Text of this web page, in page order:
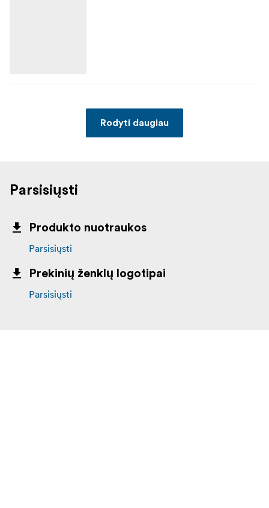
Rodyti daugiau
Parsisiųsti
Produkto nuotraukos
Parsisiųsti
Prekinių ženklų logotipai
Parsisiųsti